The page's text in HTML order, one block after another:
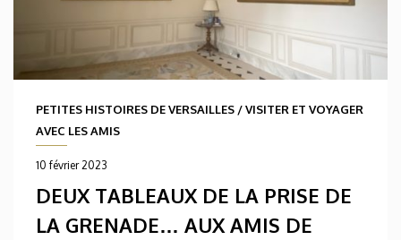
PETITES HISTOIRES DE VERSAILLES /VISITER ET VOYAGER
AVEC LES AMIS
10 février 2023
DEUX TABLEAUX DE LA PRISE DE
LA GRENADE… AUX AMIS DE